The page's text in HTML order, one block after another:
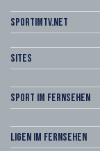
sportimtv.net
Sites
Sport im Fernsehen
Ligen im Fernsehen